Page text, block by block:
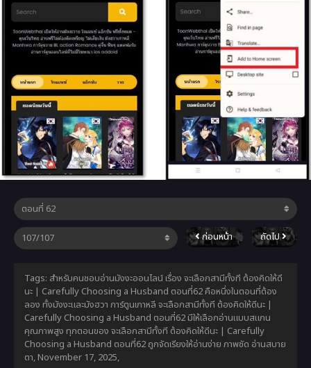
ก่อนหน้า ถัดไป
Tags: สำหรับคนชอบอ่านมังงะออนไลน์ เรื่อง จะเลือกสามีทั้งที ต้องคิดให้ดี
นะ | Carefully Choosing a Husband ตอนที่62 คือหนึ่งในตอนที่ต้อง
ลอง ทั้งมังงะและมังฮวา การ์ตูนเกาหลี จะเลือกสามีทั้งที ต้องคิดให้ดีนะ |
Carefully Choosing a Husband ตอนที่62 มีให้เลือกอ่านแบบสแกน
คุณภาพสูง ทุกตอนของ จะเลือกสามีทั้งที ต้องคิดให้ดีนะ | Carefully
Choosing a Husband ตอนที่62 ถูกจัดเรียงให้อ่านง่าย ภาพชัด อ่านสบาย
ตา, November 17, 2025,